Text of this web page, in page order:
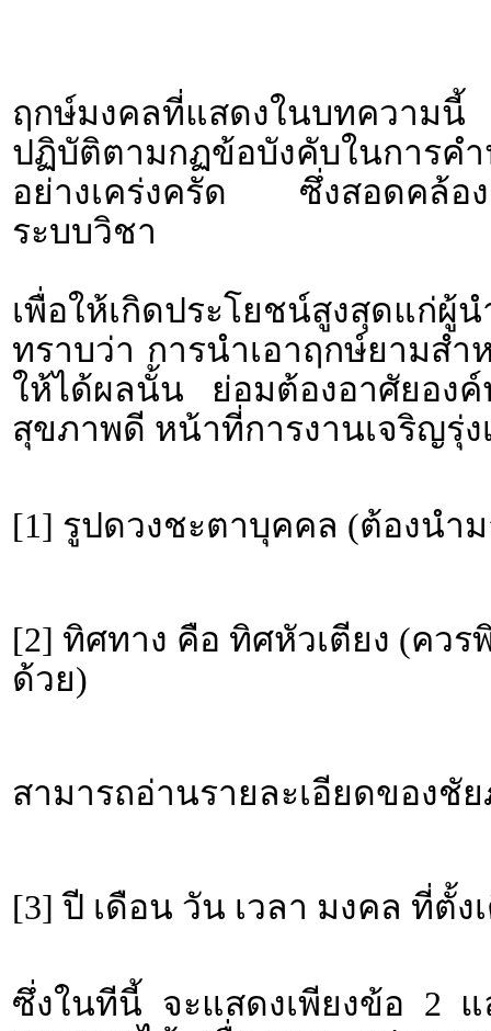
ฤกษ์มงคลที่แสดงในบทความ
ปฏิบัติตามกฏข้อบังคับในก
อย่างเคร่งครัด ซึ่งสอดคล้อง
ระบบวิชา
เพื่อให้เกิดประโยชน์สูงสุดแก่
ทราบว่า การนำเอาฤกษ์ยามสำ
ให้ได้ผลนั้น ย่อมต้องอาศัยอง
สุขภาพดี หน้าที่การงานเจริญรุ่ง
[1] รูปดวงชะตาบุคคล (ต้องนำ
[2] ทิศทาง คือ ทิศหัวเตียง (คว
ด้วย)
สามารถอ่านรายละเอียดของชั
[3] ปี เดือน วัน เวลา มงคล ที่ตั้ง
ซึ่งในทีนี้ จะแสดงเพียงข้อ 2